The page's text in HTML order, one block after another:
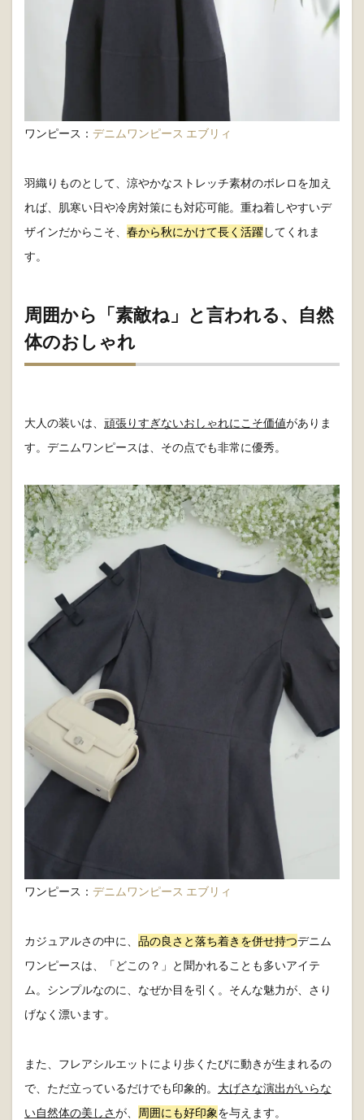
ワンピース： デニムワンピース エブリィ
羽織りものとして、涼やかなストレッチ素材のボレロを加え
れば、肌寒い日や冷房対策にも対応可能。重ね着しやすいデ
ザインだからこそ、 春から秋にかけて長く活躍してくれま
す。
周囲から「素敵ね」と言われる、自然
体のおしゃれ
大人の装いは、 頑張りすぎないおしゃれにこそ価値がありま
す。デニムワンピースは、その点でも非常に優秀。
ワンピース： デニムワンピース エブリィ
カジュアルさの中に、 品の良さと落ち着きを併せ持つデニム
ワンピースは、「どこの？」と聞かれることも多いアイテ
ム。シンプルなのに、なぜか目を引く。そんな魅力が、さり
げなく漂います。
また、フレアシルエットにより歩くたびに動きが生まれるの
で、ただ立っているだけでも印象的。 大げさな演出がいらな
い自然体の美しさが、 周囲にも好印象を与えます。